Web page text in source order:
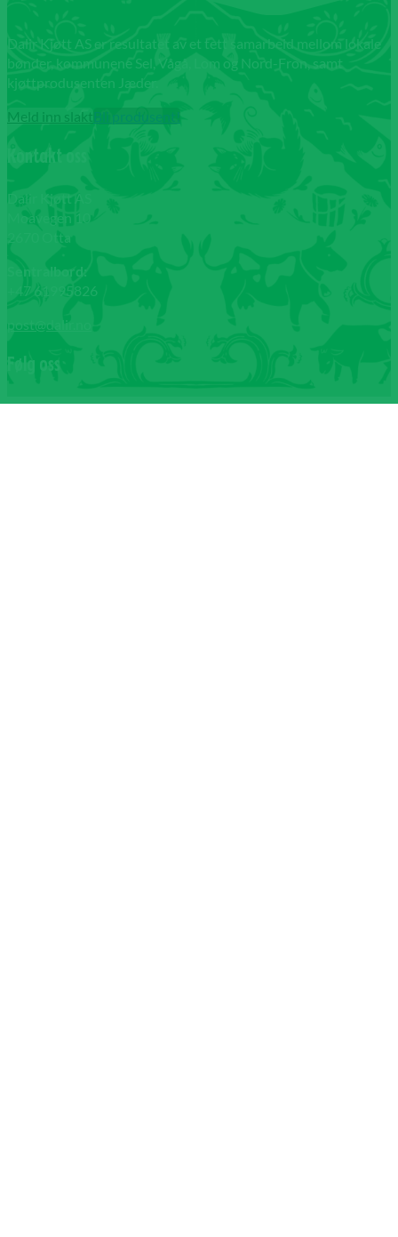
Dalir Kjøtt AS er resultatet av et tett samarbeid mellom lokale
bønder, kommunene Sel, Vågå, Lom og Nord-Fron, samt
kjøttprodusenten Jæder.
Meld inn slaktBli produsent!
Kontakt oss
Dalir Kjøtt AS
Moavegen 10
2670 Otta
Sentralbord:
+47 61995826
post@dalir.no
Følg oss